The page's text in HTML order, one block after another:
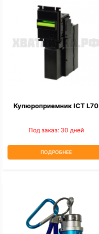
Купюроприемник ICT L70
Под заказ: 30 дней
ПОДРОБНЕЕ